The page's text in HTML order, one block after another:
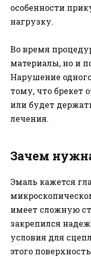
особенности
нагрузку.
Во время
материалы, но и
Нарушение
тому, что брекет
или будет
лечения.
Зачем
Эмаль кажется
имеет сложную
закрепился
условия для
этого